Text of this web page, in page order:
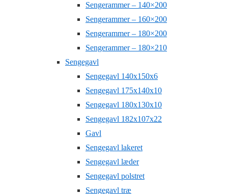
Sengerammer – 140×200
Sengerammer – 160×200
Sengerammer – 180×200
Sengerammer – 180×210
Sengegavl
Sengegavl 140x150x6
Sengegavl 175x140x10
Sengegavl 180x130x10
Sengegavl 182x107x22
Gavl
Sengegavl lakeret
Sengegavl læder
Sengegavl polstret
Sengegavl træ